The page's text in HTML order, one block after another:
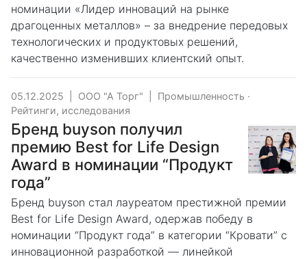
номинации «Лидер инноваций на рынке
драгоценных металлов» – за внедрение передовых
технологических и продуктовых решений,
качественно изменивших клиентский опыт.
05.12.2025 ООО "А Торг" Промышленность ·
Рейтинги, исследования
Бренд buyson получил
премию Best for Life Design
Award в номинации “Продукт
года”
Бренд buyson стал лауреатом престижной премии
Best for Life Design Award, одержав победу в
номинации “Продукт года” в категории “Кровати” с
инновационной разработкой — линейкой